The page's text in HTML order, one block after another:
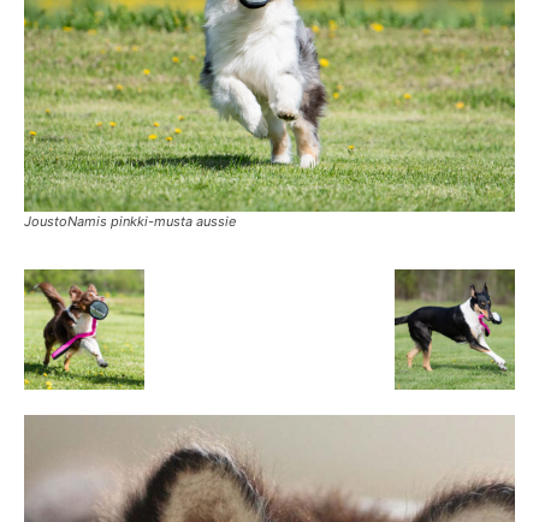
JoustoNamis pinkki-musta aussie